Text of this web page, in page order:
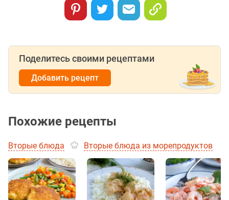
Поделитесь своими рецептами
Добавить рецепт
Похожие рецепты
Вторые блюда Вторые блюда из морепродуктов